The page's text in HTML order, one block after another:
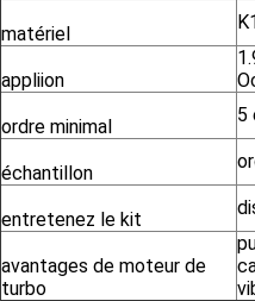
matériel
appliion
ordre minimal
5
échantillon
entretenez le kit
avantages de moteur de
turbo